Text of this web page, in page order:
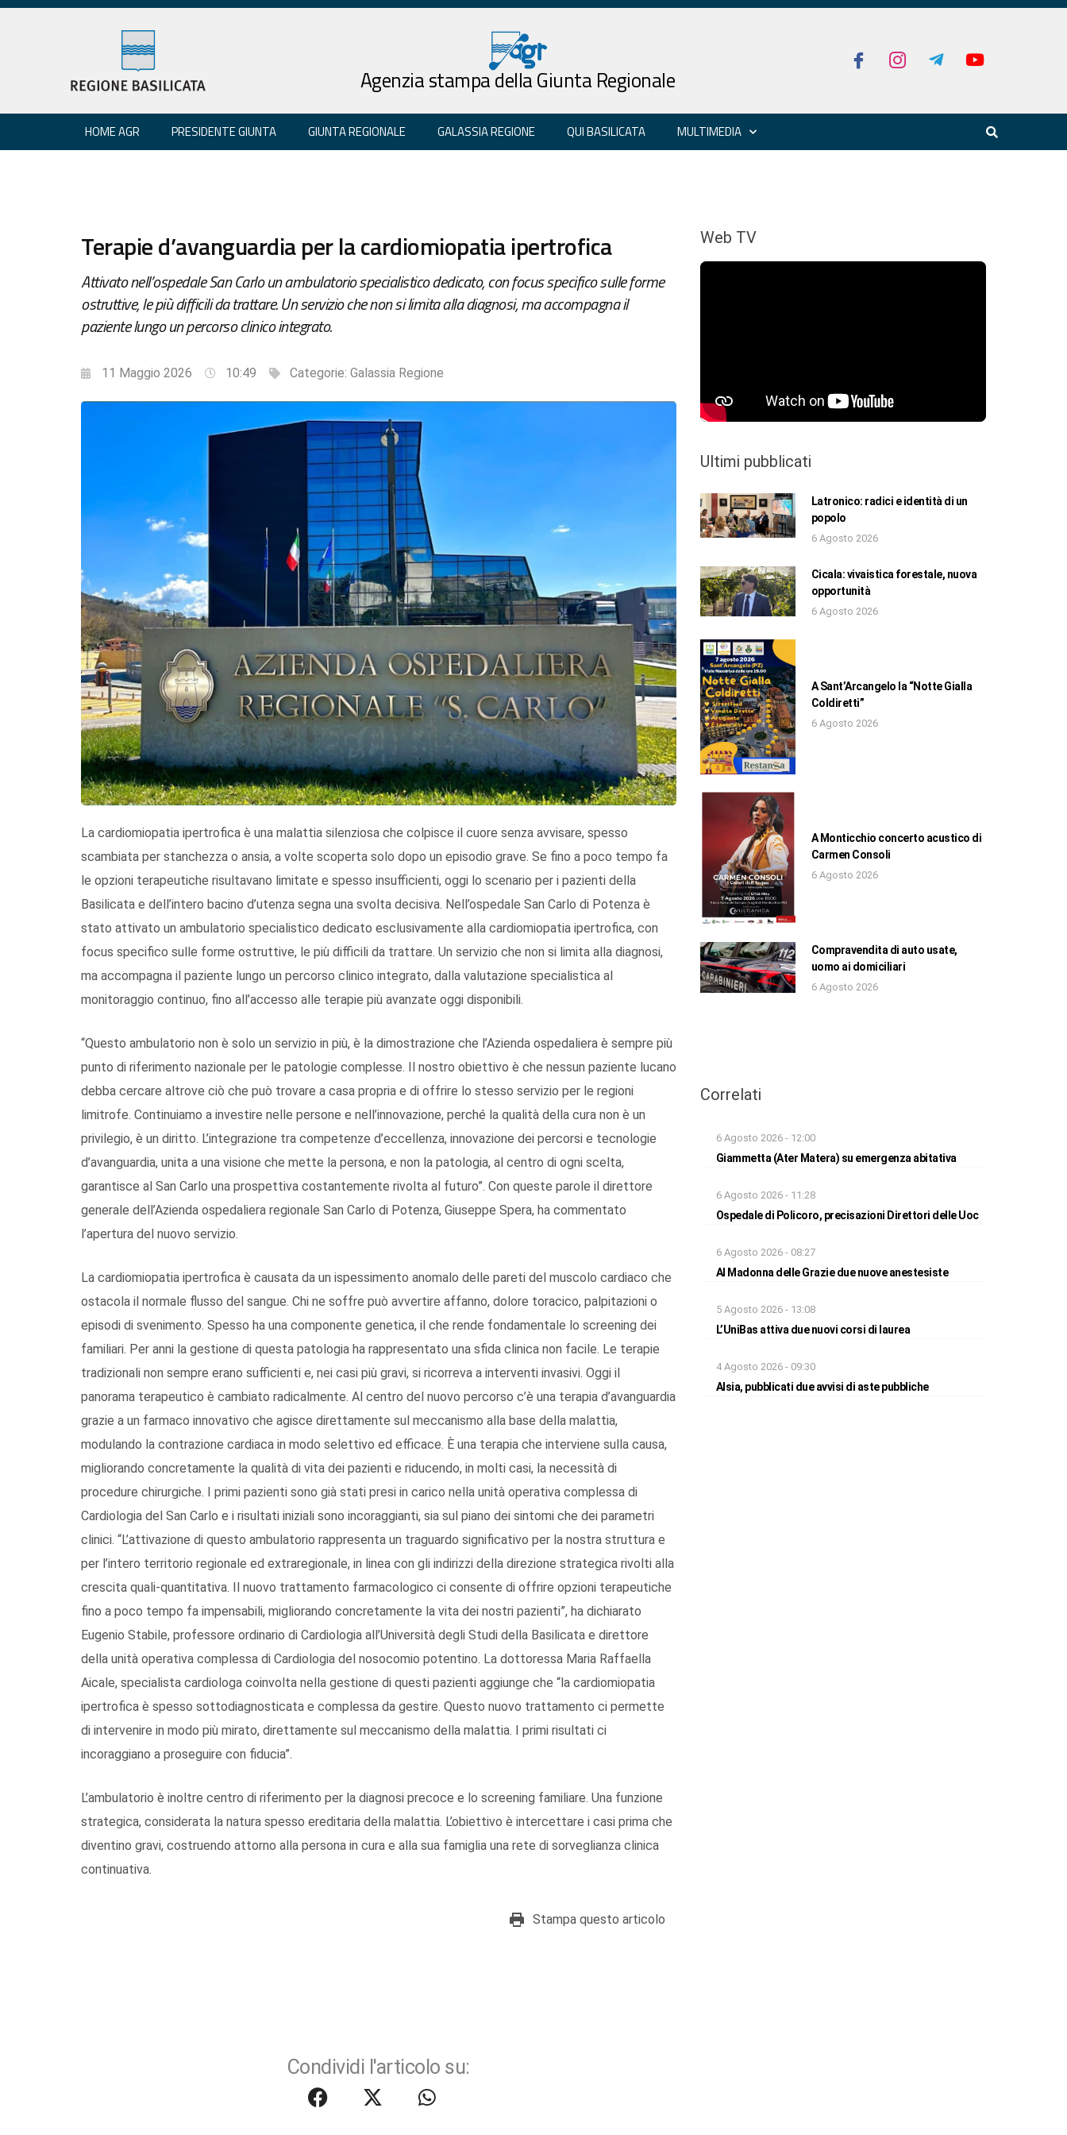
Agenzia stampa della Giunta Regionale
HOME AGR PRESIDENTE GIUNTA GIUNTA REGIONALE GALASSIA REGIONE QUI BASILICATA MULTIMEDIA
Terapie d’avanguardia per la cardiomiopatia ipertrofica
Attivato nell’ospedale San Carlo un ambulatorio specialistico dedicato, con focus specifico sulle forme
ostruttive, le più difficili da trattare. Un servizio che non si limita alla diagnosi, ma accompagna il
paziente lungo un percorso clinico integrato.
11 Maggio 2026 10:49 Categorie: Galassia Regione
La cardiomiopatia ipertrofica è una malattia silenziosa che colpisce il cuore senza avvisare, spesso
scambiata per stanchezza o ansia, a volte scoperta solo dopo un episodio grave. Se fino a poco tempo fa
le opzioni terapeutiche risultavano limitate e spesso insufficienti, oggi lo scenario per i pazienti della
Basilicata e dell’intero bacino d’utenza segna una svolta decisiva. Nell’ospedale San Carlo di Potenza è
stato attivato un ambulatorio specialistico dedicato esclusivamente alla cardiomiopatia ipertrofica, con
focus specifico sulle forme ostruttive, le più difficili da trattare. Un servizio che non si limita alla diagnosi,
ma accompagna il paziente lungo un percorso clinico integrato, dalla valutazione specialistica al
monitoraggio continuo, fino all’accesso alle terapie più avanzate oggi disponibili.
“Questo ambulatorio non è solo un servizio in più, è la dimostrazione che l’Azienda ospedaliera è sempre più
punto di riferimento nazionale per le patologie complesse. Il nostro obiettivo è che nessun paziente lucano
debba cercare altrove ciò che può trovare a casa propria e di offrire lo stesso servizio per le regioni
limitrofe. Continuiamo a investire nelle persone e nell’innovazione, perché la qualità della cura non è un
privilegio, è un diritto. L’integrazione tra competenze d’eccellenza, innovazione dei percorsi e tecnologie
d’avanguardia, unita a una visione che mette la persona, e non la patologia, al centro di ogni scelta,
garantisce al San Carlo una prospettiva costantemente rivolta al futuro”. Con queste parole il direttore
generale dell’Azienda ospedaliera regionale San Carlo di Potenza, Giuseppe Spera, ha commentato
l’apertura del nuovo servizio.
La cardiomiopatia ipertrofica è causata da un ispessimento anomalo delle pareti del muscolo cardiaco che
ostacola il normale flusso del sangue. Chi ne soffre può avvertire affanno, dolore toracico, palpitazioni o
episodi di svenimento. Spesso ha una componente genetica, il che rende fondamentale lo screening dei
familiari. Per anni la gestione di questa patologia ha rappresentato una sfida clinica non facile. Le terapie
tradizionali non sempre erano sufficienti e, nei casi più gravi, si ricorreva a interventi invasivi. Oggi il
panorama terapeutico è cambiato radicalmente. Al centro del nuovo percorso c’è una terapia d’avanguardia
grazie a un farmaco innovativo che agisce direttamente sul meccanismo alla base della malattia,
modulando la contrazione cardiaca in modo selettivo ed efficace. È una terapia che interviene sulla causa,
migliorando concretamente la qualità di vita dei pazienti e riducendo, in molti casi, la necessità di
procedure chirurgiche. I primi pazienti sono già stati presi in carico nella unità operativa complessa di
Cardiologia del San Carlo e i risultati iniziali sono incoraggianti, sia sul piano dei sintomi che dei parametri
clinici. “L’attivazione di questo ambulatorio rappresenta un traguardo significativo per la nostra struttura e
per l’intero territorio regionale ed extraregionale, in linea con gli indirizzi della direzione strategica rivolti alla
crescita quali-quantitativa. Il nuovo trattamento farmacologico ci consente di offrire opzioni terapeutiche
fino a poco tempo fa impensabili, migliorando concretamente la vita dei nostri pazienti”, ha dichiarato
Eugenio Stabile, professore ordinario di Cardiologia all’Università degli Studi della Basilicata e direttore
della unità operativa complessa di Cardiologia del nosocomio potentino. La dottoressa Maria Raffaella
Aicale, specialista cardiologa coinvolta nella gestione di questi pazienti aggiunge che “la cardiomiopatia
ipertrofica è spesso sottodiagnosticata e complessa da gestire. Questo nuovo trattamento ci permette
di intervenire in modo più mirato, direttamente sul meccanismo della malattia. I primi risultati ci
incoraggiano a proseguire con fiducia”.
L’ambulatorio è inoltre centro di riferimento per la diagnosi precoce e lo screening familiare. Una funzione
strategica, considerata la natura spesso ereditaria della malattia. L’obiettivo è intercettare i casi prima che
diventino gravi, costruendo attorno alla persona in cura e alla sua famiglia una rete di sorveglianza clinica
continuativa.
Stampa questo articolo
Condividi l'articolo su:
Web TV
Ultimi pubblicati
Latronico: radici e identità di un
popolo
6 Agosto 2026
Cicala: vivaistica forestale, nuova
opportunità
6 Agosto 2026
A Sant’Arcangelo la “Notte Gialla
Coldiretti”
6 Agosto 2026
A Monticchio concerto acustico di
Carmen Consoli
6 Agosto 2026
Compravendita di auto usate,
uomo ai domiciliari
6 Agosto 2026
Correlati
6 Agosto 2026 - 12:00
Giammetta (Ater Matera) su emergenza abitativa
6 Agosto 2026 - 11:28
Ospedale di Policoro, precisazioni Direttori delle Uoc
6 Agosto 2026 - 08:27
Al Madonna delle Grazie due nuove anestesiste
5 Agosto 2026 - 13:08
L’UniBas attiva due nuovi corsi di laurea
4 Agosto 2026 - 09:30
Alsia, pubblicati due avvisi di aste pubbliche